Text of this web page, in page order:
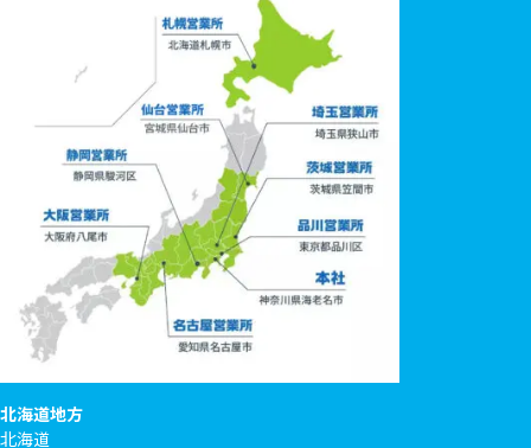
北海道地方
北海道